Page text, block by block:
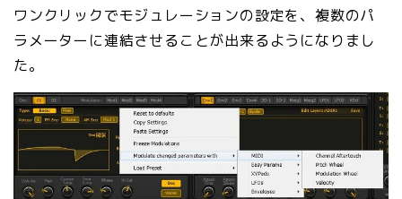
ワンクリックでモジュレーションの設定を、複数のパ
ラメーターに連結させることが出来るようになりまし
た。